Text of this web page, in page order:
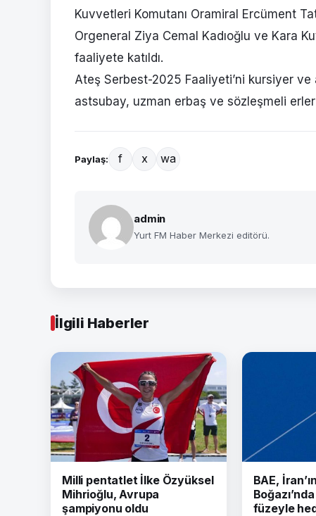
Kuvvetleri Komutanı Oramiral Ercüment
Orgeneral Ziya Cemal Kadıoğlu ve Kara
faaliyete katıldı.
Ateş Serbest-2025 Faaliyeti’ni kursiyer
astsubay, uzman erbaş ve sözleşmeli
Paylaş: f x wa
admin
Yurt FM Haber Merkezi editörü.
İlgili Haberler
Milli pentatlet İlke Özyüksel
Mihrioğlu, Avrupa
şampiyonu oldu
BAE,
füzeyle